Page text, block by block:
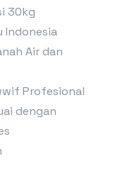
30kg
Indonesia
Air dan
Profesional
dengan